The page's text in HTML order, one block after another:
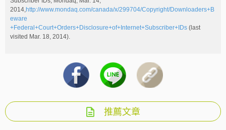
2014, http://www.mondaq.com/canada/x/299704/Copyright/Downloaders+B
eware
+Federal+Court+Orders+Disclosure+of+Internet+Subscriber+IDs (last
visited Mar. 18, 2014).
推薦文章